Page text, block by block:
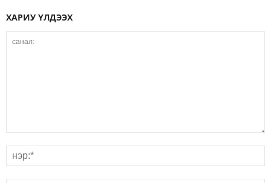
ХАРИУ ҮЛДЭЭХ